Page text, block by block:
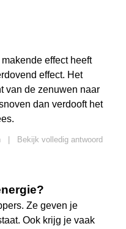
effect heeft
effect. Het
van de zenuwen naar
dan verdooft het
Bekijk volledig antwoord
Ze geven je
Ook krijg je vaak